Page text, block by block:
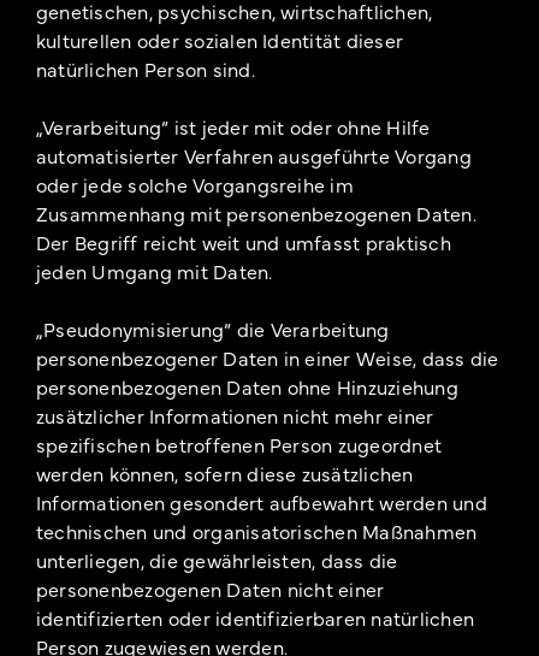
genetischen, psychischen, wirtschaftlichen,
kulturellen oder sozialen Identität dieser
natürlichen Person sind.
„Verarbeitung“ ist jeder mit oder ohne Hilfe
automatisierter Verfahren ausgeführte Vorgang
oder jede solche Vorgangsreihe im
Zusammenhang mit personenbezogenen Daten.
Der Begriff reicht weit und umfasst praktisch
jeden Umgang mit Daten.
„Pseudonymisierung“ die Verarbeitung
personenbezogener Daten in einer Weise, dass die
personenbezogenen Daten ohne Hinzuziehung
zusätzlicher Informationen nicht mehr einer
spezifischen betroffenen Person zugeordnet
werden können, sofern diese zusätzlichen
Informationen gesondert aufbewahrt werden und
technischen und organisatorischen Maßnahmen
unterliegen, die gewährleisten, dass die
personenbezogenen Daten nicht einer
identifizierten oder identifizierbaren natürlichen
Person zugewiesen werden.